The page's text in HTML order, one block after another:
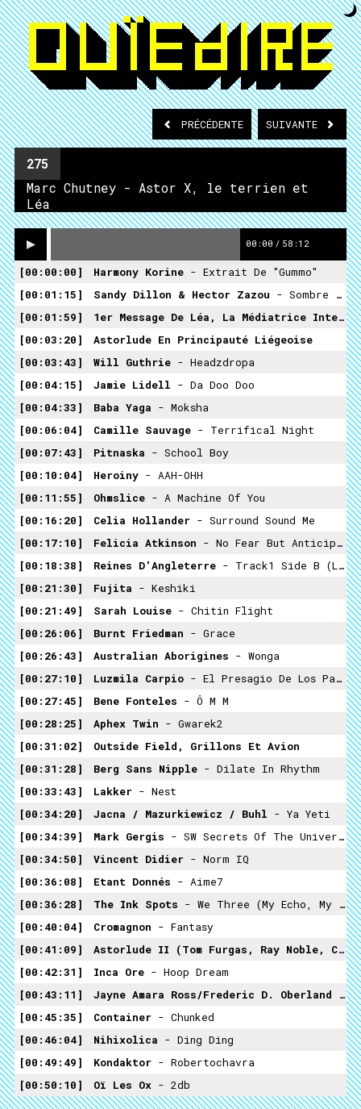
PRÉCÉDENTE SUIVANTE
275
Marc Chutney - Astor X, le terrien et
Léa
00:00 / 58:12
00:00:00 Harmony Korine - Extrait De "Gummo"
00:01:15
Sandy Dillon & Hector Zazou - Sombre (LeSubmarine)
00:01:59
1er Message De Léa, La Médiatrice Interstellaire
00:03:20
Astorlude En Principauté Liégeoise
00:03:43
Will Guthrie - Headzdropa
00:04:15
Jamie Lidell - Da Doo Doo
00:04:33
Baba Yaga - Moksha
00:06:04
Camille Sauvage - Terrifical Night
00:07:43
Pitnaska - School Boy
00:10:04
Heroiny - AAH-OHH
00:11:55
Ohmslice - A Machine Of You
00:16:20
Celia Hollander - Surround Sound Me
00:17:10
Felicia Atkinson - No Fear But Anticipation
00:18:38
Reines D'Angleterre - Track1 Side B (Les Comores)
00:21:30
Fujita - Keshiki
00:21:49
Sarah Louise - Chitin Flight
00:26:06
Burnt Friedman - Grace
00:26:43
Australian Aborigines - Wonga
00:27:10
Luzmila Carpio - El Presagio De Los Pajaros
00:27:45
Bene Fonteles - Ô M M
00:28:25
Aphex Twin - Gwarek2
00:31:02
Outside Field, Grillons Et Avion
00:31:28
Berg Sans Nipple - Dilate In Rhythm
00:33:43
Lakker - Nest
00:34:20
Jacna / Mazurkiewicz / Buhl - Ya Yeti
00:34:39
Mark Gergis - SW Secrets Of The Universe
00:34:50
Vincent Didier - Norm IQ
00:36:08
Etant Donnés - Aime7
00:36:28
The Ink Spots - We Three (my Echo, My Shadow And Me)
00:40:04
Cromagnon - Fantasy
00:41:09
Astorlude II (Tom Furgas, Ray Noble, Clouddead, Barry Adamson)
00:42:31
Inca Ore - Hoop Dream
00:43:11
Jayne Amara Ross/Frederic D. Oberland
00:45:35
Container - Chunked
00:46:04
Nihixolica - Ding Ding
00:49:49
Kondaktor - Robertochavra
00:50:10
Oï Les Ox - 2db